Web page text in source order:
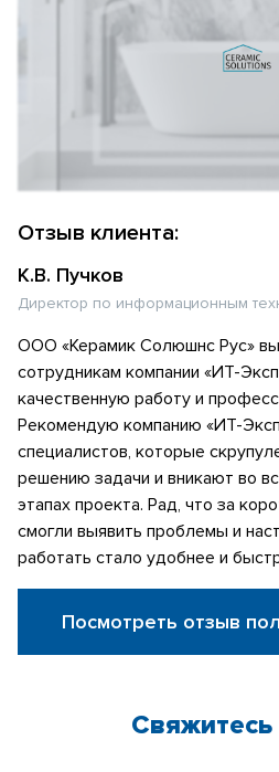
Отзыв клиента:
К.В. Пучков
Директор по информационным
ООО «Керамик Солюшнс Рус»
сотрудникам компании «ИТ-
качественную работу и
Рекомендую компанию «ИТ-
специалистов, которые
решению задачи и вникают во
этапах проекта. Рад, что за
смогли выявить проблемы и
работать стало удобнее и
Посмотреть отзыв
Свяжитесь